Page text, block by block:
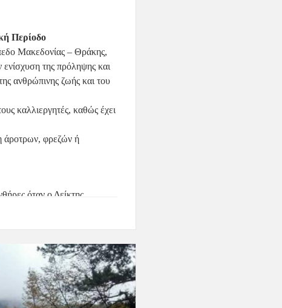
Περίοδο
Μακεδονίας – Θράκης,
της πρόληψης και
ανθρώπινης ζωής και του
καλλιεργητές, καθώς έχει
άροτρων, φρεζών ή
όταν ο Δείκτης